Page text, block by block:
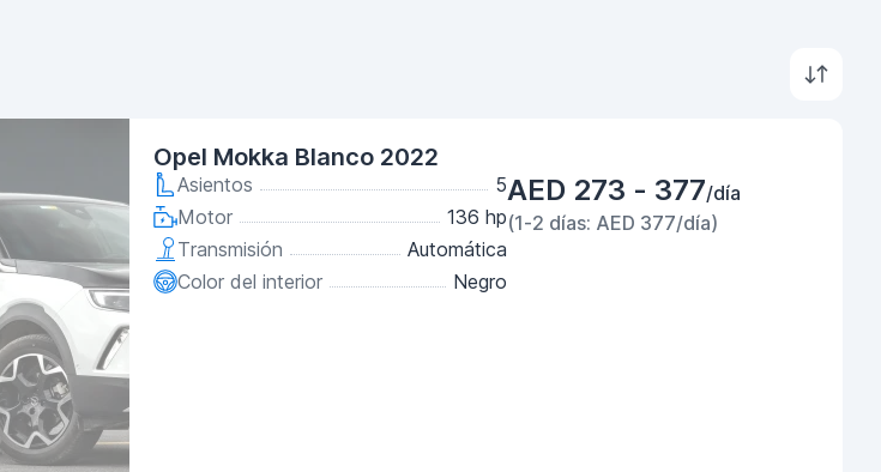
Opel Mokka Blanco 2022
Asientos
5
Motor
136 hp
Transmisión
Automática
Color del interior
Negro
AED 273 - 377/día
(1-2 días: AED 377/día)